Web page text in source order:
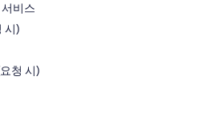
비스
시)
청 시)